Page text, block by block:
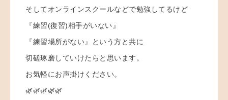
そしてオンラインスクールなどで勉強してるけど
『練習(復習)相手がいない』
『練習場所がない』という方と共に
切磋琢磨していけたらと思います。
お気軽にお声掛けください。
🌿🌿🌿🌿🌿